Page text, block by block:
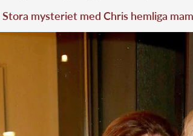
Stora mysteriet med Chris hemliga